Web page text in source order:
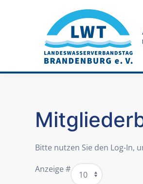
Skip to main content
Bitte nutzen Sie den Log-In,
Anzeige #